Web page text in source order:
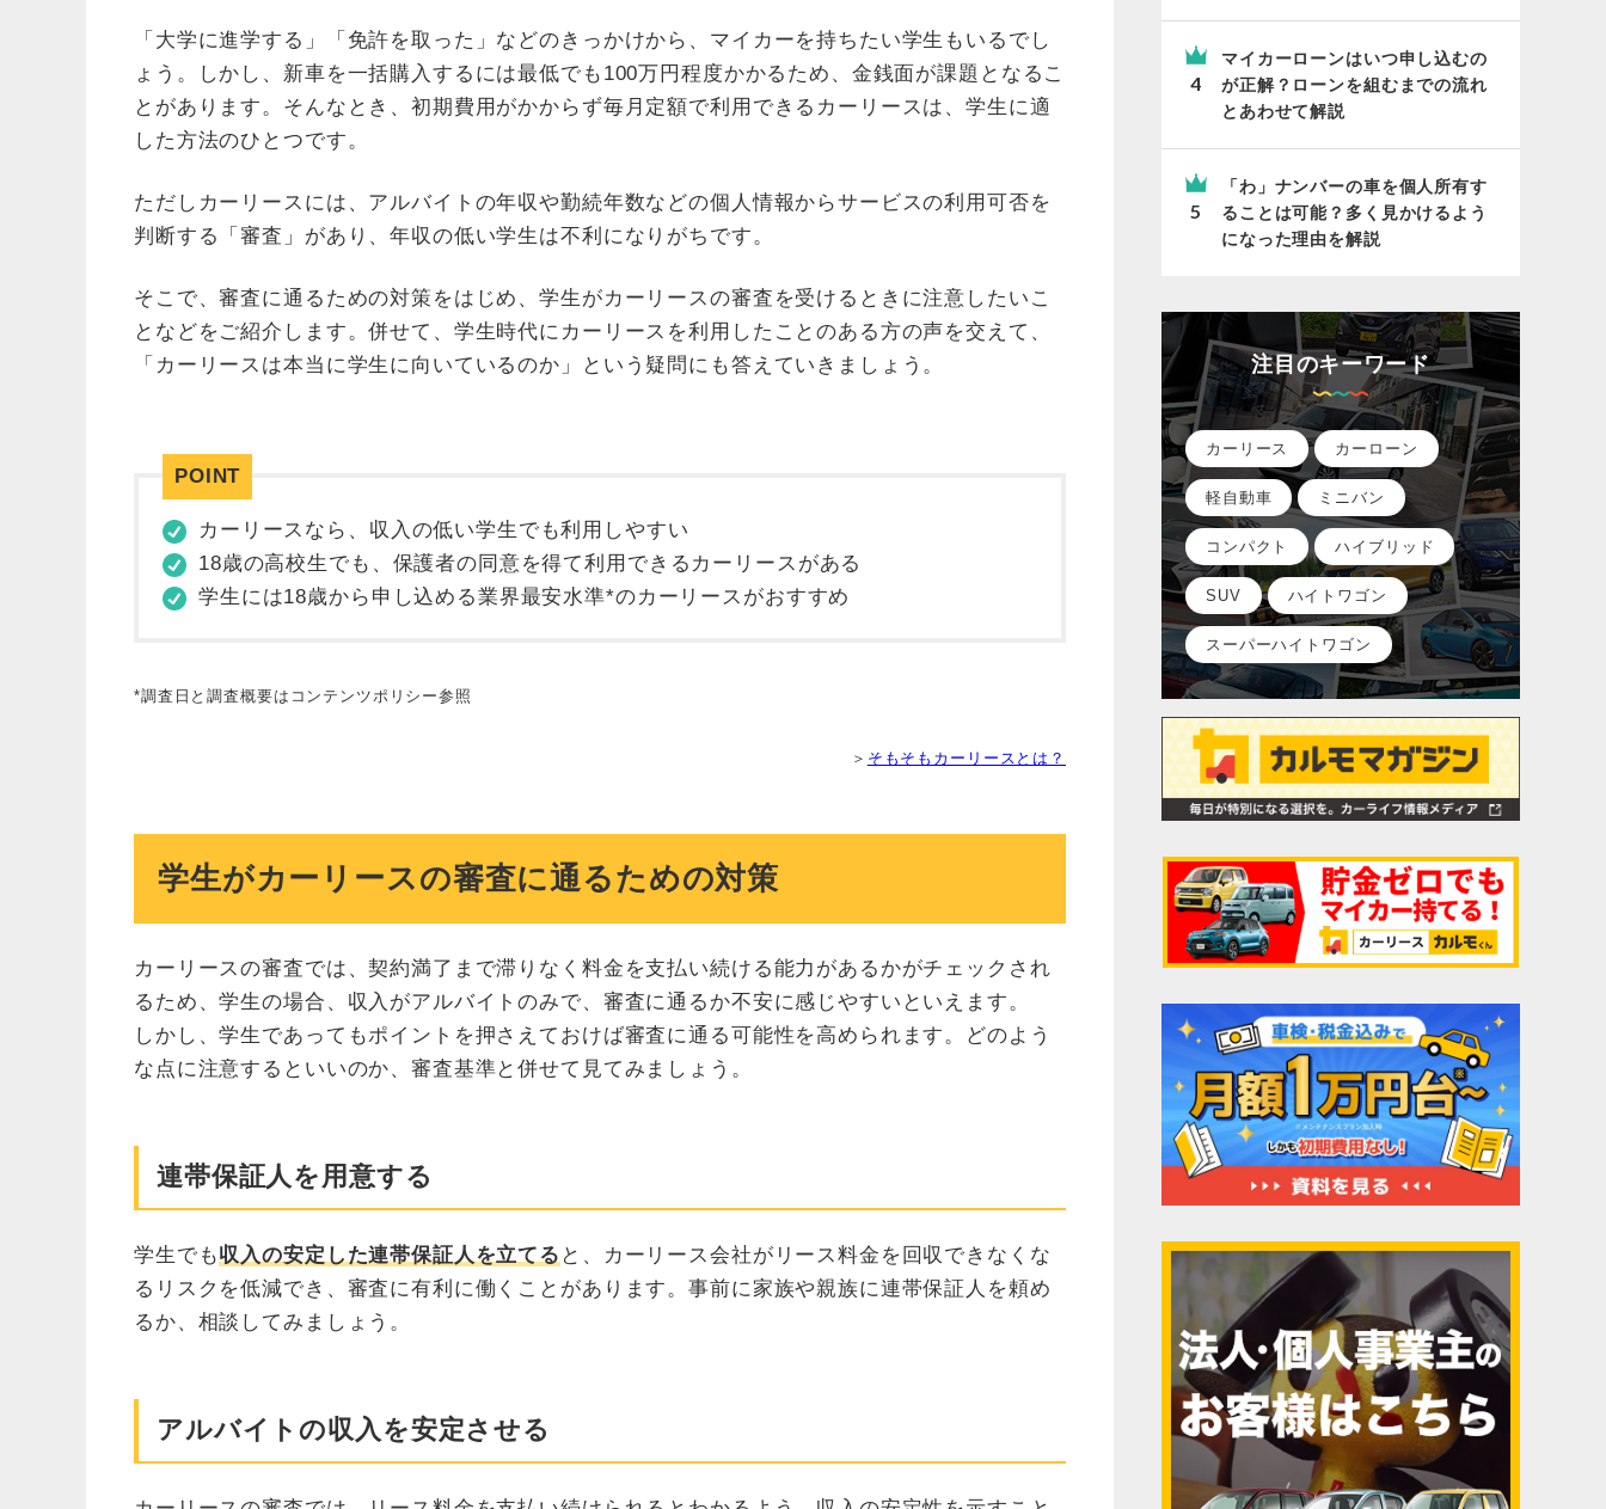
「大学に進学する」「免許を取った」などのきっかけから、マイカーを持ちたい学生もいるでし
ょう。しかし、新車を一括購入するには最低でも100万円程度かかるため、金銭面が課題となるこ
とがあります。そんなとき、初期費用がかからず毎月定額で利用できるカーリースは、学生に適
した方法のひとつです。
ただしカーリースには、アルバイトの年収や勤続年数などの個人情報からサービスの利用可否を
判断する「審査」があり、年収の低い学生は不利になりがちです。
そこで、審査に通るための対策をはじめ、学生がカーリースの審査を受けるときに注意したいこ
となどをご紹介します。併せて、学生時代にカーリースを利用したことのある方の声を交えて、
「カーリースは本当に学生に向いているのか」という疑問にも答えていきましょう。
カーリースなら、収入の低い学生でも利用しやすい
18歳の高校生でも、保護者の同意を得て利用できるカーリースがある
学生には18歳から申し込める業界最安水準*のカーリースがおすすめ
*調査日と調査概要はコンテンツポリシー参照
＞ そもそもカーリースとは？
学生がカーリースの審査に通るための対策
カーリースの審査では、契約満了まで滞りなく料金を支払い続ける能力があるかがチェックされ
るため、学生の場合、収入がアルバイトのみで、審査に通るか不安に感じやすいといえます。
しかし、学生であってもポイントを押さえておけば審査に通る可能性を高められます。どのよう
な点に注意するといいのか、審査基準と併せて見てみましょう。
連帯保証人を用意する
学生でも収入の安定した連帯保証人を立てる と、カーリース会社がリース料金を回収できなくな
るリスクを低減でき、審査に有利に働くことがあります。事前に家族や親族に連帯保証人を頼め
るか、相談してみましょう。
アルバイトの収入を安定させる
マイカーローンはいつ申し込むの
が正解？ローンを組むまでの流れ
とあわせて解説
「わ」ナンバーの車を個人所有す
ることは可能？多く見かけるよう
になった理由を解説
注目のキーワード
カーリース カーローン
軽自動車 ミニバン
コンパクト ハイブリッド
SUV ハイトワゴン
スーパーハイトワゴン